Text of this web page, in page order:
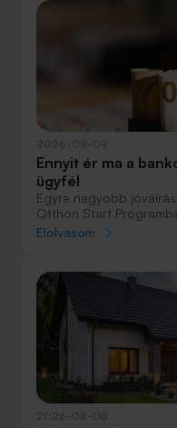
Ennyit ér ma a
ügyfél
Egyre nagyobb
Otthon Start
ahol összesen akár
nagyobb jóváírásért?
Elolvasom